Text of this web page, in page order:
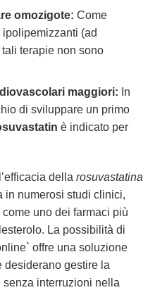
omozigote: Come
(ad
terapie non sono
maggiori: In
di sviluppare un primo
è indicato per
della rosuvastatina
in numerosi studi clinici,
uno dei farmaci più
La possibilità di
offre una soluzione
desiderano gestire la
interruzioni nella